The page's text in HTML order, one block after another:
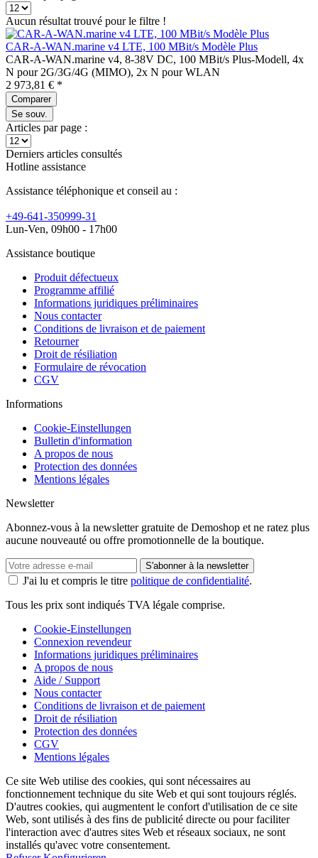
Aucun résultat trouvé pour le filtre !
CAR-A-WAN.marine v4 LTE, 100 MBit/s Modèle Plus
CAR-A-WAN.marine v4, 8-38V DC, 100 MBit/s Plus-Modell, 4x
N pour 2G/3G/4G (MIMO), 2x N pour WLAN
2 973,81 € *
Comparer
Se souv.
Articles par page :
Derniers articles consultés
Hotline assistance
Assistance téléphonique et conseil au :
+49-641-350999-31
Lun-Ven, 09h00 - 17h00
Assistance boutique
Produit défectueux
Programme affilié
Informations juridiques préliminaires
Nous contacter
Conditions de livraison et de paiement
Retourner
Droit de résiliation
Formulaire de révocation
CGV
Informations
Cookie-Einstellungen
Bulletin d'information
A propos de nous
Protection des données
Mentions légales
Newsletter
Abonnez-vous à la newsletter gratuite de Demoshop et ne ratez plus
aucune nouveauté ou offre promotionnelle de la boutique.
S'abonner à la newsletter
J'ai lu et compris le titre politique de confidentialité.
Tous les prix sont indiqués TVA légale comprise.
Cookie-Einstellungen
Connexion revendeur
Informations juridiques préliminaires
A propos de nous
Aide / Support
Nous contacter
Conditions de livraison et de paiement
Droit de résiliation
Protection des données
CGV
Mentions légales
Ce site Web utilise des cookies, qui sont nécessaires au
fonctionnement technique du site Web et qui sont toujours réglés.
D'autres cookies, qui augmentent le confort d'utilisation de ce site
Web, sont utilisés à des fins de publicité directe ou pour faciliter
l'interaction avec d'autres sites Web et réseaux sociaux, ne sont
installés qu'avec votre consentement.